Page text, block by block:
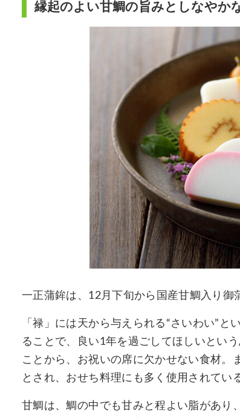
縁起のよい甘鯛の旨みとしなやか
一正蒲鉾は、12月下旬から国産甘鯛入り御
「禄」には天から与えられる“さいわい”
ることで、良い1年を過ごしてほしいとい
ことから、お祝いの席に欠かせない食材。
とされ、おせち料理にも多く使用されてい
甘鯛は、鯛の中でも甘みと程よい脂があり